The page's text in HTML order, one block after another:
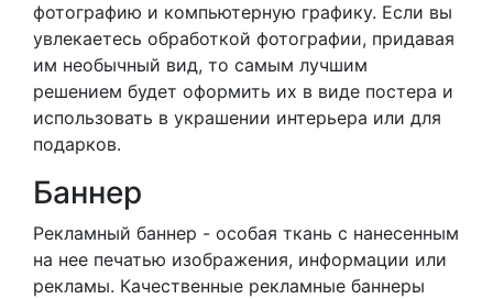
фотографию и компьютерную графику. Если вы
увлекаетесь обработкой фотографии, придавая
им необычный вид, то самым лучшим
решением будет оформить их в виде постера и
использовать в украшении интерьера или для
подарков.
Баннер
Рекламный баннер - особая ткань с нанесенным
на нее печатью изображения, информации или
рекламы. Качественные рекламные баннеры